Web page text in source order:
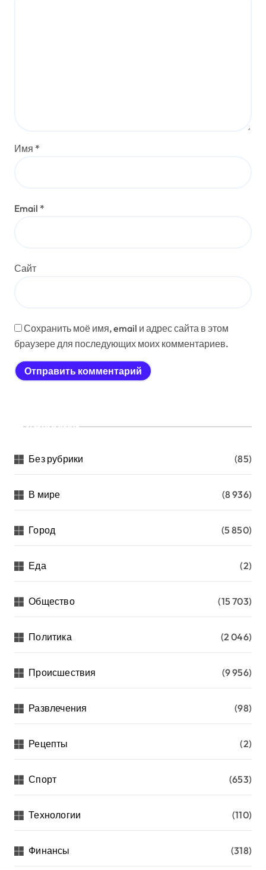
Имя *
Email *
Сайт
Сохранить моё имя, email и адрес сайта в этом
браузере для последующих моих комментариев.
Рубрики
Без рубрики (85)
В мире (8 936)
Город (5 850)
Еда (2)
Общество (15 703)
Политика (2 046)
Происшествия (9 956)
Развлечения (98)
Рецепты (2)
Спорт (653)
Технологии (110)
Финансы (318)